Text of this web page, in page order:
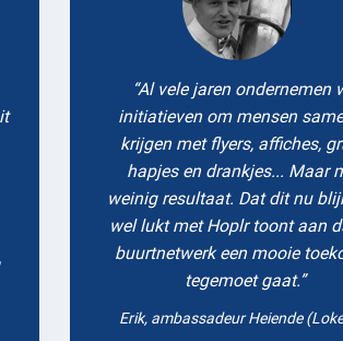
Al vele jaren ondernemen
initiatieven om mensen
krijgen met flyers, affiches,
hapjes en drankjes... Maar
weinig resultaat. Dat dit nu
wel lukt met Hoplr toont aan
buurtnetwerk een mooie
tegemoet gaat.
Erik, ambassadeur Heiende